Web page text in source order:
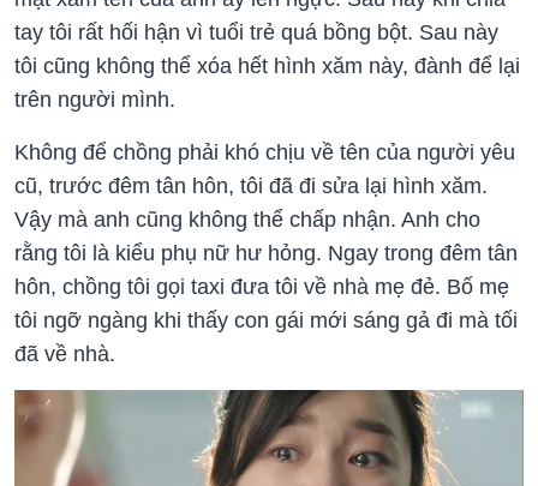
tay tôi rất hối hận vì tuổi trẻ quá bồng bột. Sau này
tôi cũng không thể xóa hết hình xăm này, đành để lại
trên người mình.
Không để chồng phải khó chịu về tên của người yêu
cũ, trước đêm tân hôn, tôi đã đi sửa lại hình xăm.
Vậy mà anh cũng không thể chấp nhận. Anh cho
rằng tôi là kiểu phụ nữ hư hỏng. Ngay trong đêm tân
hôn, chồng tôi gọi taxi đưa tôi về nhà mẹ đẻ. Bố mẹ
tôi ngỡ ngàng khi thấy con gái mới sáng gả đi mà tối
đã về nhà.